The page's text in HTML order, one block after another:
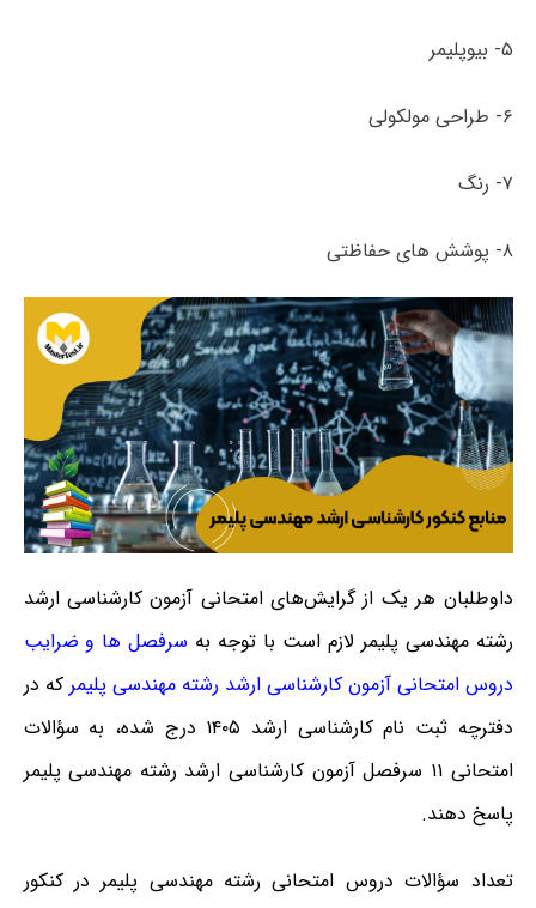
۵- بیوپلیمر
۶- طراحی مولکولی
۷- رنگ
۸- پوشش های حفاظتی
داوطلبان هر یک از گرایش‌های امتحانی آزمون کارشناسی ارشد
رشته مهندسی پلیمر لازم است با توجه به سرفصل ها و ضرایب
دروس امتحانی آزمون کارشناسی ارشد رشته مهندسی پلیمر که در
دفترچه ثبت نام کارشناسی ارشد ۱۴۰۵ درج شده، به سؤالات
امتحانی ۱۱ سرفصل آزمون کارشناسی ارشد رشته مهندسی پلیمر
پاسخ دهند.
تعداد سؤالات دروس امتحانی رشته مهندسی پلیمر در کنکور